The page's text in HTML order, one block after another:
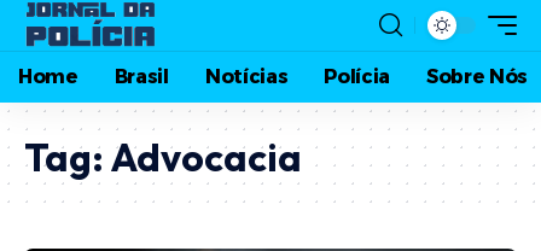
Home Brasil Notícias Polícia Sobre Nós
Tag: Advocacia